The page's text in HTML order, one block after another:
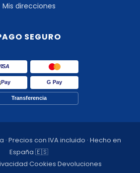
Mis direcciones
SEGURO
Pay G Pay
Transferencia
· Precios con IVA incluido · Hecho en
España 🇪🇸
·Cookies·Devoluciones